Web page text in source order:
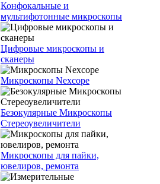
Конфокальные и
мультифотонные микроскопы
Цифровые микроскопы и
сканеры
Микроскопы Nexcope
Безокулярные Микроскопы
Стереоувеличители
Микроскопы для пайки,
ювелиров, ремонта